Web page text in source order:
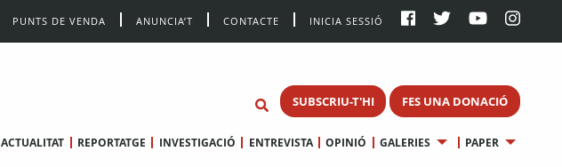
PUNTS DE VENDA ANUNCIA’T CONTACTE INICIA SESSIÓ
SUBSCRIU-T'HI FES UNA DONACIÓ
ACTUALITAT REPORTATGE INVESTIGACIÓ ENTREVISTA OPINIÓ GALERIES PAPER